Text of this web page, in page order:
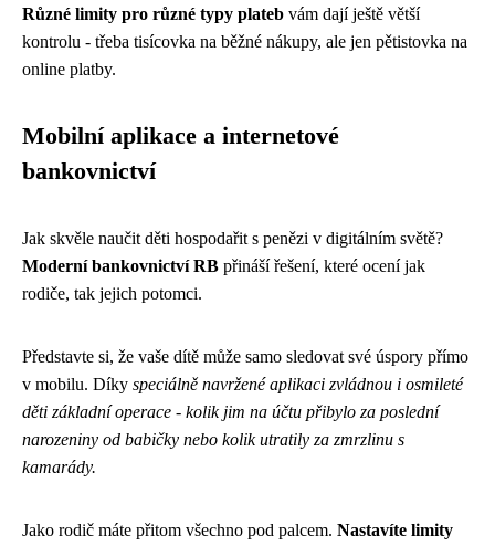
Různé limity pro různé typy plateb vám dají ještě větší
kontrolu - třeba tisícovka na běžné nákupy, ale jen pětistovka na
online platby.
Mobilní aplikace a internetové
bankovnictví
Jak skvěle naučit děti hospodařit s penězi v digitálním světě?
Moderní bankovnictví RB přináší řešení, které ocení jak
rodiče, tak jejich potomci.
Představte si, že vaše dítě může samo sledovat své úspory přímo
v mobilu. Díky speciálně navržené aplikaci zvládnou i osmileté
děti základní operace - kolik jim na účtu přibylo za poslední
narozeniny od babičky nebo kolik utratily za zmrzlinu s
kamarády.
Jako rodič máte přitom všechno pod palcem. Nastavíte limity